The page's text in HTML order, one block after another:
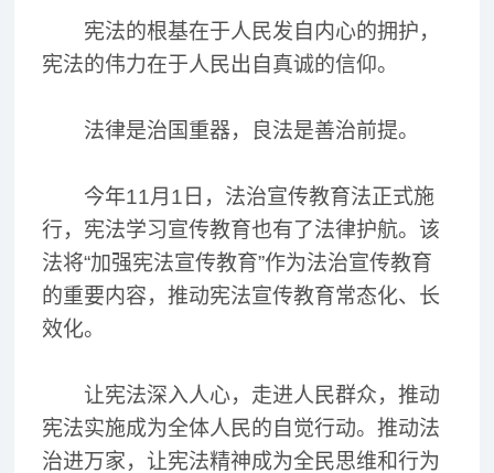
宪法的根基在于人民发自内心的拥护，
宪法的伟力在于人民出自真诚的信仰。
法律是治国重器，良法是善治前提。
今年11月1日，法治宣传教育法正式施
行，宪法学习宣传教育也有了法律护航。该
法将“加强宪法宣传教育”作为法治宣传教育
的重要内容，推动宪法宣传教育常态化、长
效化。
让宪法深入人心，走进人民群众，推动
宪法实施成为全体人民的自觉行动。推动法
治进万家，让宪法精神成为全民思维和行为